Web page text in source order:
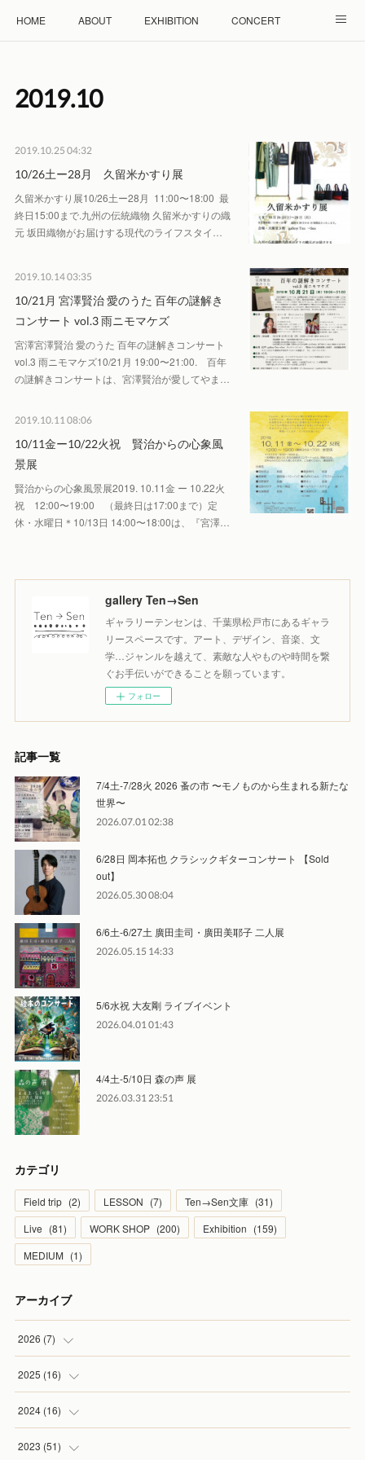
HOME ABOUT EXHIBITION CONCERT
RENTAL ACCESS
2019.10
2019.10.25 04:32
10/26土ー28月 久留米かすり展
久留米かすり展10/26土ー28月 11:00〜18:00 最
終日15:00まで.九州の伝統織物 久留米かすりの織
元 坂田織物がお届けする現代のライフスタイ…
2019.10.14 03:35
10/21月 宮澤賢治 愛のうた 百年の謎解き
コンサート vol.3 雨ニモマケズ
宮澤宮澤賢治 愛のうた 百年の謎解きコンサート
vol.3 雨ニモマケズ10/21月 19:00〜21:00. 百年
の謎解きコンサートは、宮澤賢治が愛してやま…
2019.10.11 08:06
10/11金ー10/22火祝 賢治からの心象風
景展
賢治からの心象風景展2019. 10.11金 ー 10.22火
祝 12:00〜19:00 （最終日は17:00まで）定
休・水曜日＊10/13日 14:00〜18:00は、『宮澤…
gallery Ten→Sen
ギャラリーテンセンは、千葉県松戸市にあるギャラ
リースペースです。アート、デザイン、音楽、文
学…ジャンルを越えて、素敵な人やものや時間を繋
ぐお手伝いができることを願っています。
フォロー
記事一覧
7/4土-7/28火 2026 蚤の市 〜モノものから生まれる新たな
世界〜
2026.07.01 02:38
6/28日 岡本拓也 クラシックギターコンサート 【Sold
out】
2026.05.30 08:04
6/6土-6/27土 廣田圭司・廣田美耶子 二人展
2026.05.15 14:33
5/6水祝 大友剛 ライブイベント
2026.04.01 01:43
4/4土-5/10日 森の声 展
2026.03.31 23:51
カテゴリ
Field trip (2) LESSON (7) Ten→Sen文庫 (31)
Live (81) WORK SHOP (200) Exhibition (159)
MEDIUM (1)
アーカイブ
2026 (7)
(1
(2
(2
2025 (16)
(2
(1
2024 (16)
(3
2023 (51)